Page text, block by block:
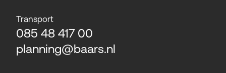
Transport
085 48 417 00
planning@baars.nl